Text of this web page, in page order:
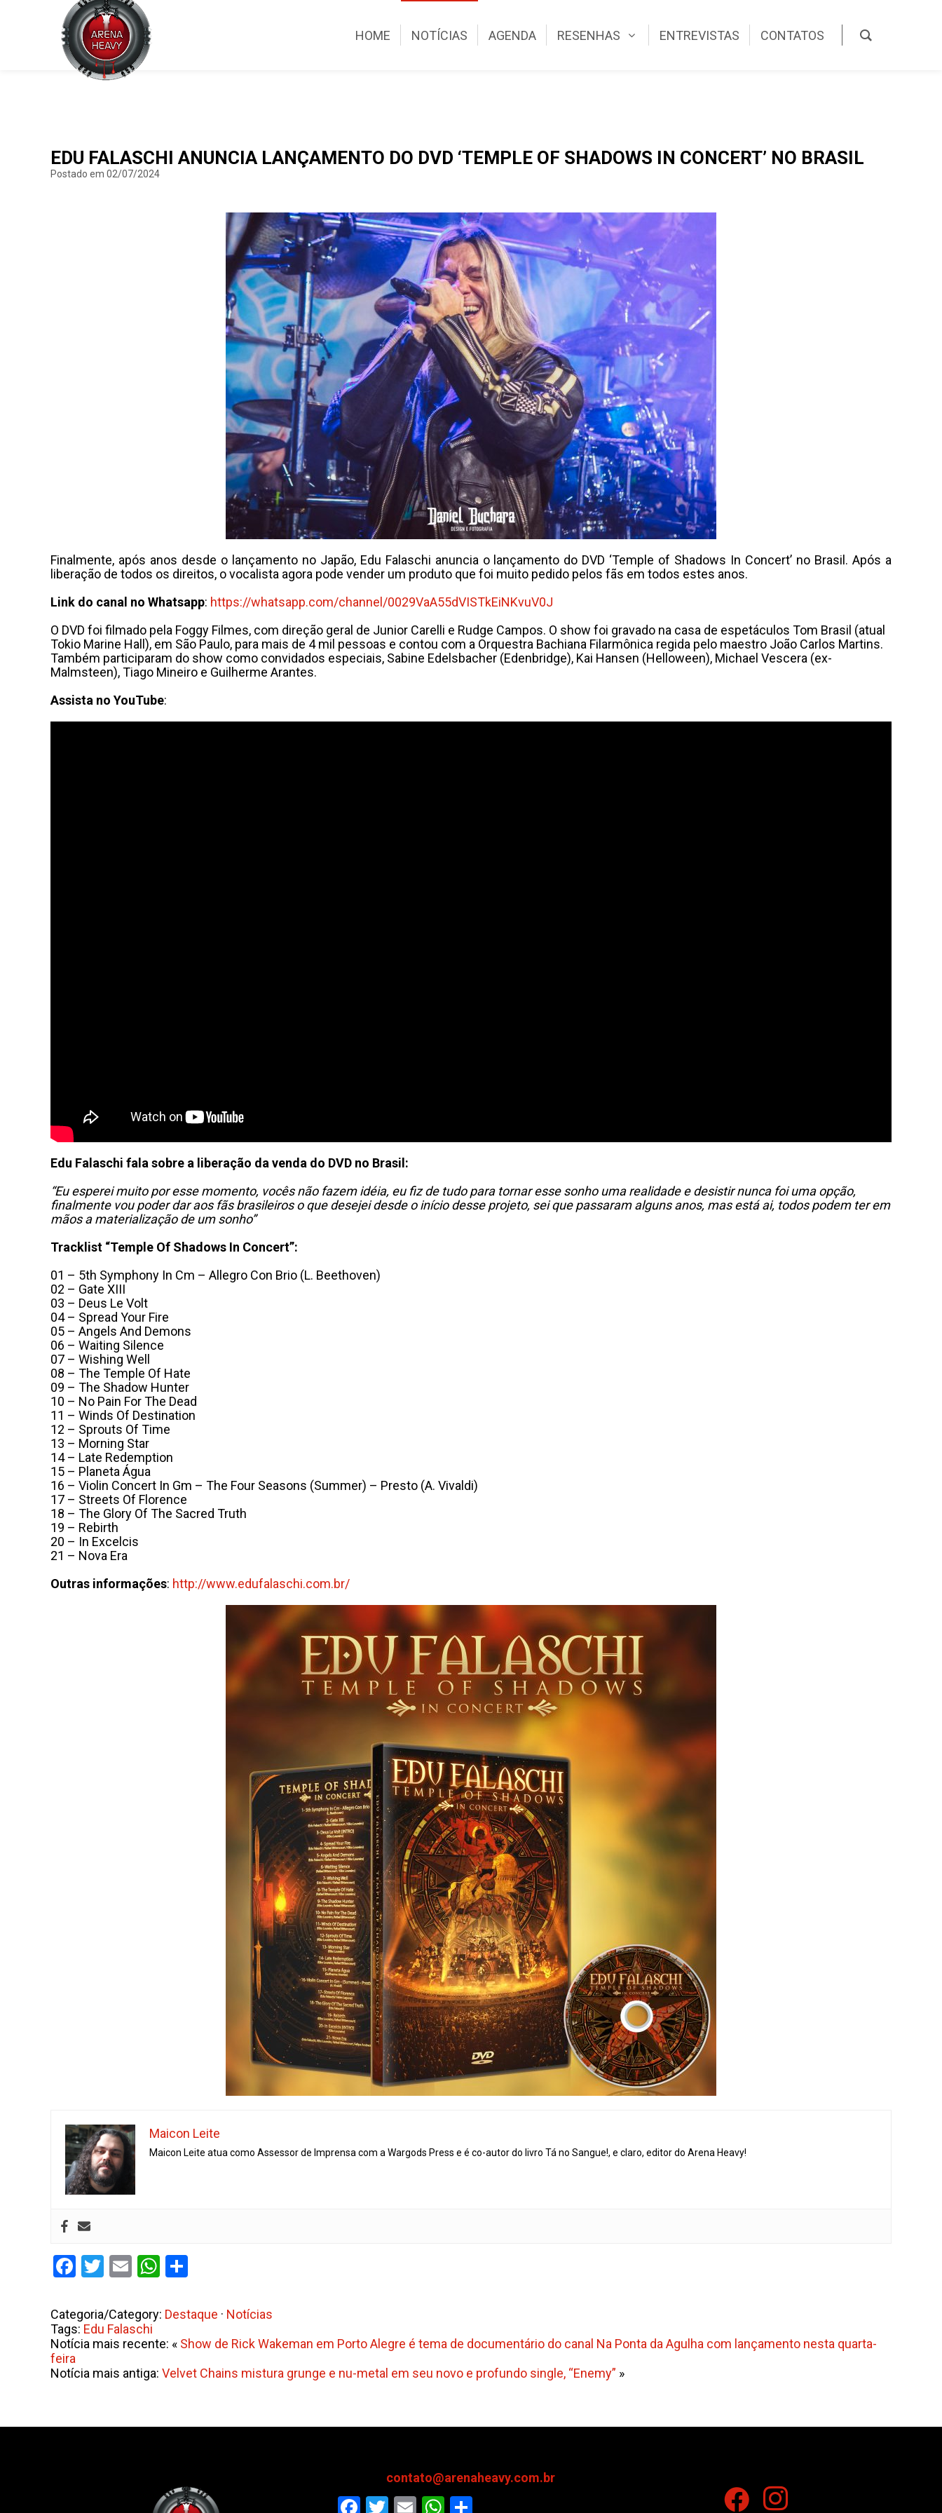
HOME NOTÍCIAS AGENDA RESENHAS ENTREVISTAS CONTATOS
EDU FALASCHI ANUNCIA LANÇAMENTO DO DVD ‘TEMPLE OF SHADOWS IN CONCERT’ NO BRASIL
Postado em 02/07/2024
Finalmente, após anos desde o lançamento no Japão, Edu Falaschi anuncia o lançamento do DVD ‘Temple of Shadows In Concert’ no Brasil. Após a
liberação de todos os direitos, o vocalista agora pode vender um produto que foi muito pedido pelos fãs em todos estes anos.
Link do canal no Whatsapp: https://whatsapp.com/channel/0029VaA55dVISTkEiNKvuV0J
O DVD foi filmado pela Foggy Filmes, com direção geral de Junior Carelli e Rudge Campos. O show foi gravado na casa de espetáculos Tom Brasil (atual
Tokio Marine Hall), em São Paulo, para mais de 4 mil pessoas e contou com a Orquestra Bachiana Filarmônica regida pelo maestro João Carlos Martins.
Também participaram do show como convidados especiais, Sabine Edelsbacher (Edenbridge), Kai Hansen (Helloween), Michael Vescera (ex-
Malmsteen), Tiago Mineiro e Guilherme Arantes.
Assista no YouTube:
Edu Falaschi fala sobre a liberação da venda do DVD no Brasil:
“Eu esperei muito por esse momento, vocês não fazem idéia, eu fiz de tudo para tornar esse sonho uma realidade e desistir nunca foi uma opção,
finalmente vou poder dar aos fãs brasileiros o que desejei desde o início desse projeto, sei que passaram alguns anos, mas está ai, todos podem ter em
mãos a materialização de um sonho”
Tracklist “Temple Of Shadows In Concert”:
01 – 5th Symphony In Cm – Allegro Con Brio (L. Beethoven)
02 – Gate XIII
03 – Deus Le Volt
04 – Spread Your Fire
05 – Angels And Demons
06 – Waiting Silence
07 – Wishing Well
08 – The Temple Of Hate
09 – The Shadow Hunter
10 – No Pain For The Dead
11 – Winds Of Destination
12 – Sprouts Of Time
13 – Morning Star
14 – Late Redemption
15 – Planeta Água
16 – Violin Concert In Gm – The Four Seasons (Summer) – Presto (A. Vivaldi)
17 – Streets Of Florence
18 – The Glory Of The Sacred Truth
19 – Rebirth
20 – In Excelcis
21 – Nova Era
Outras informações: http://www.edufalaschi.com.br/
Maicon Leite
Maicon Leite atua como Assessor de Imprensa com a Wargods Press e é co-autor do livro Tá no Sangue!, e claro, editor do Arena Heavy!
Facebook
Twitter
EmailWhatsApp
Categoria/Category: Destaque · Notícias
Tags: Edu Falaschi
Notícia mais recente: « Show de Rick Wakeman em Porto Alegre é tema de documentário do canal Na Ponta da Agulha com lançamento nesta quarta-
feira
Notícia mais antiga: Velvet Chains mistura grunge e nu-metal em seu novo e profundo single, “Enemy” »
contato@arenaheavy.com.br
Facebook
Twitter
EmailWhatsApp